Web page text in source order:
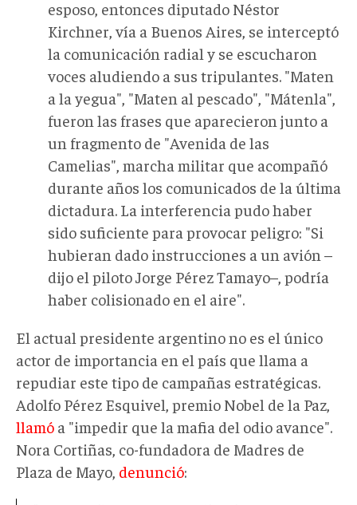
esposo, entonces diputado Néstor
Kirchner, vía a Buenos Aires, se interceptó
la comunicación radial y se escucharon
voces aludiendo a sus tripulantes. "Maten
a la yegua", "Maten al pescado", "Mátenla",
fueron las frases que aparecieron junto a
un fragmento de "Avenida de las
Camelias", marcha militar que acompañó
durante años los comunicados de la última
dictadura. La interferencia pudo haber
sido suficiente para provocar peligro: "Si
hubieran dado instrucciones a un avión –
dijo el piloto Jorge Pérez Tamayo–, podría
haber colisionado en el aire".
El actual presidente argentino no es el único
actor de importancia en el país que llama a
repudiar este tipo de campañas estratégicas.
Adolfo Pérez Esquivel, premio Nobel de la Paz,
llamó a "impedir que la mafia del odio avance".
Nora Cortiñas, co-fundadora de Madres de
Plaza de Mayo, denunció: